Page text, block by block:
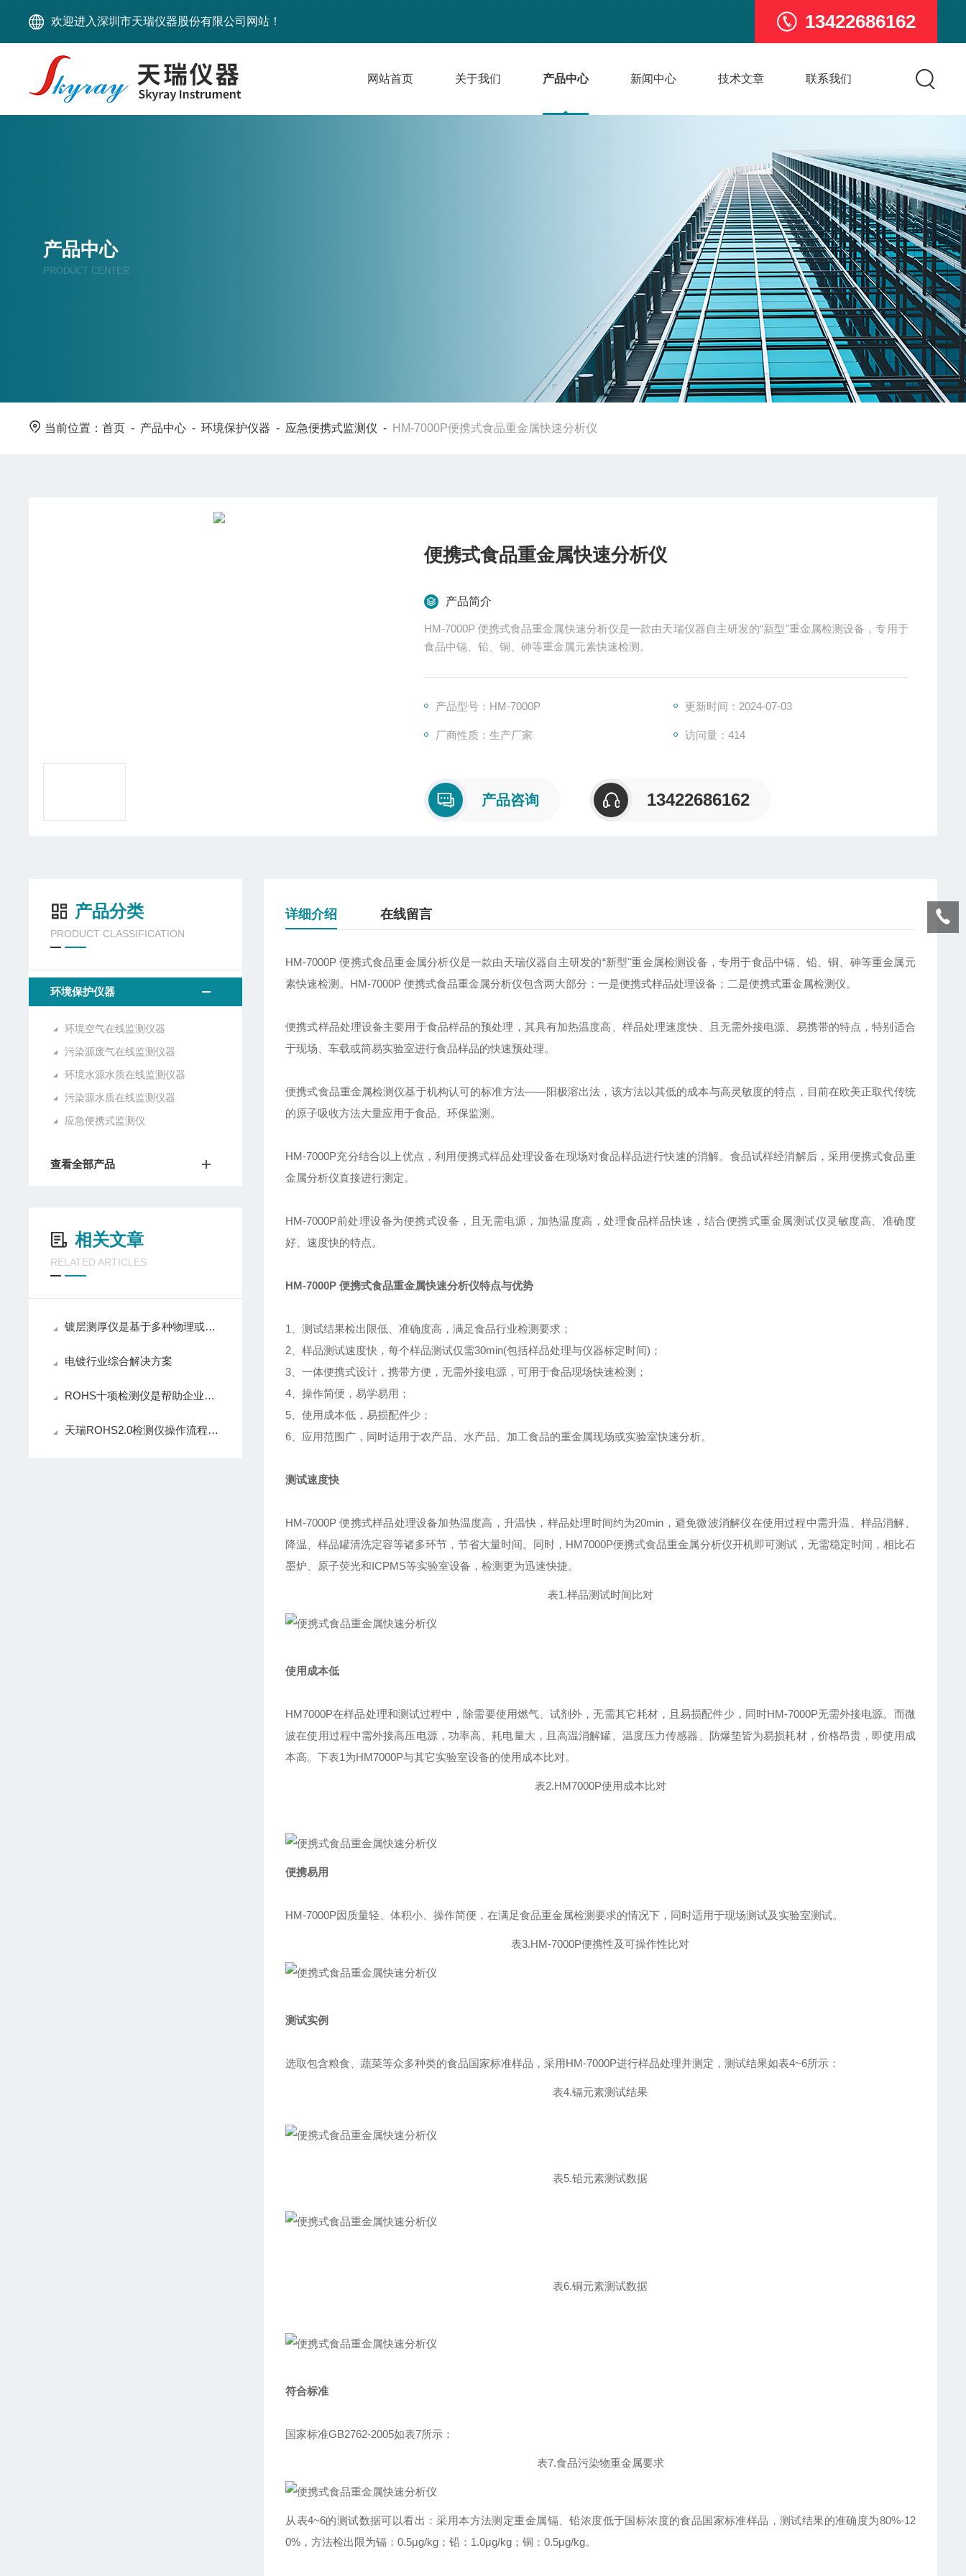
欢迎进入深圳市天瑞仪器股份有限公司网站！ 13422686162
网站首页 关于我们 产品中心 新闻中心 技术文章 联系我们
产品中心
PRODUCT CENTER
当前位置：首页 - 产品中心 -环境保护仪器 - 应急便携式监测仪 - HM-7000P便携式食品重金属快速分析仪
便携式食品重金属快速分析仪
产品简介
HM-7000P 便携式食品重金属快速分析仪是一款由天瑞仪器自主研发的“新型"重金属检测设备，专用于
食品中镉、铅、铜、砷等重金属元素快速检测。
产品型号：HM-7000P 更新时间：2024-07-03
厂商性质：生产厂家 访问量：414
产品咨询 13422686162
产品分类
PRODUCT CLASSIFICATION
环境保护仪器
环境空气在线监测仪器
污染源废气在线监测仪器
环境水源水质在线监测仪器
污染源水质在线监测仪器
应急便携式监测仪
查看全部产品
相关文章
RELATED ARTICLES
镀层测厚仪是基于多种物理或化学原理设计的
电镀行业综合解决方案
ROHS十项检测仪是帮助企业确保产品环保合规的核心仪器
天瑞ROHS2.0检测仪操作流程简洁、检测效率高
详细介绍 在线留言
HM-7000P 便携式食品重金属分析仪是一款由天瑞仪器自主研发的“新型"重金属检测设备，专用于食品中镉、铅、铜、砷等重金属元
素快速检测。HM-7000P 便携式食品重金属分析仪包含两大部分：一是便携式样品处理设备；二是便携式重金属检测仪。
便携式样品处理设备主要用于食品样品的预处理，其具有加热温度高、样品处理速度快、且无需外接电源、易携带的特点，特别适合
于现场、车载或简易实验室进行食品样品的快速预处理。
便携式食品重金属检测仪基于机构认可的标准方法——阳极溶出法，该方法以其低的成本与高灵敏度的特点，目前在欧美正取代传统
的原子吸收方法大量应用于食品、环保监测。
HM-7000P充分结合以上优点，利用便携式样品处理设备在现场对食品样品进行快速的消解。食品试样经消解后，采用便携式食品重
金属分析仪直接进行测定。
HM-7000P前处理设备为便携式设备，且无需电源，加热温度高，处理食品样品快速，结合便携式重金属测试仪灵敏度高、准确度
好、速度快的特点。
HM-7000P便携式食品重金属快速分析仪特点与优势
1、测试结果检出限低、准确度高，满足食品行业检测要求；
2、样品测试速度快，每个样品测试仅需30min(包括样品处理与仪器标定时间)；
3、一体便携式设计，携带方便，无需外接电源，可用于食品现场快速检测；
4、操作简便，易学易用；
5、使用成本低，易损配件少；
6、应用范围广，同时适用于农产品、水产品、加工食品的重金属现场或实验室快速分析。
测试速度快
HM-7000P 便携式样品处理设备加热温度高，升温快，样品处理时间约为20min，避免微波消解仪在使用过程中需升温、样品消解、
降温、样品罐清洗定容等诸多环节，节省大量时间。同时，HM7000P便携式食品重金属分析仪开机即可测试，无需稳定时间，相比石
墨炉、原子荧光和ICPMS等实验室设备，检测更为迅速快捷。
表1.样品测试时间比对
使用成本低
HM7000P在样品处理和测试过程中，除需要使用燃气、试剂外，无需其它耗材，且易损配件少，同时HM-7000P无需外接电源。而微
波在使用过程中需外接高压电源，功率高、耗电量大，且高温消解罐、温度压力传感器、防爆垫皆为易损耗材，价格昂贵，即使用成
本高。下表1为HM7000P与其它实验室设备的使用成本比对。
表2.HM7000P使用成本比对
便携易用
HM-7000P因质量轻、体积小、操作简便，在满足食品重金属检测要求的情况下，同时适用于现场测试及实验室测试。
表3.HM-7000P便携性及可操作性比对
测试实例
选取包含粮食、蔬菜等众多种类的食品国家标准样品，采用HM-7000P进行样品处理并测定，测试结果如表4~6所示：
表4.镉元素测试结果
表5.铅元素测试数据
表6.铜元素测试数据
符合标准
国家标准GB2762-2005如表7所示：
表7.食品污染物重金属要求
从表4~6的测试数据可以看出：采用本方法测定重金属镉、铅浓度低于国标浓度的食品国家标准样品，测试结果的准确度为80%-12
0%，方法检出限为镉：0.5μg/kg；铅：1.0μg/kg；铜：0.5μg/kg。